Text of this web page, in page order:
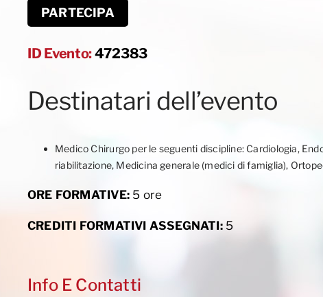
PARTECIPA
ID Evento:472383
Destinatari dell’evento
Medico Chirurgo per le seguenti discipline: Cardiologia,
riabilitazione, Medicina generale (medici di famiglia),
ORE FORMATIVE:5 ore
CREDITI FORMATIVI ASSEGNATI:5
Info E Contatti